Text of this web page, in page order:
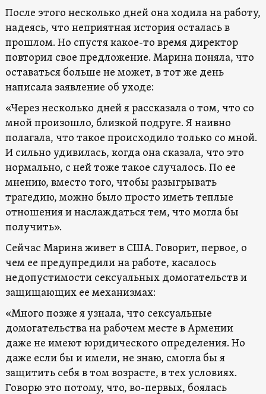
После этого несколько дней она ходила на работу,
надеясь, что неприятная история осталась в
прошлом. Но спустя какое-то время директор
повторил свое предложение. Марина поняла, что
оставаться больше не может, в тот же день
написала заявление об уходе:
«Через несколько дней я рассказала о том, что со
мной произошло, близкой подруге. Я наивно
полагала, что такое происходило только со мной.
И сильно удивилась, когда она сказала, что это
нормально, с ней тоже такое случалось. По ее
мнению, вместо того, чтобы разыгрывать
трагедию, можно было просто иметь теплые
отношения и наслаждаться тем, что могла бы
получить».
Сейчас Марина живет в США. Говорит, первое, о
чем ее предупредили на работе, касалось
недопустимости сексуальных домогательств и
защищающих ее механизмах:
«Много позже я узнала, что сексуальные
домогательства на рабочем месте в Армении
даже не имеют юридического определения. Но
даже если бы и имели, не знаю, смогла бы я
защитить себя в том возрасте, в тех условиях.
Говорю это потому, что, во-первых, боялась